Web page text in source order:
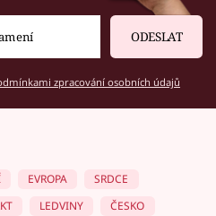
ODESLAT
zpracování osobních údajů
EVROPA
SRDCE
LEDVINY ČESKO